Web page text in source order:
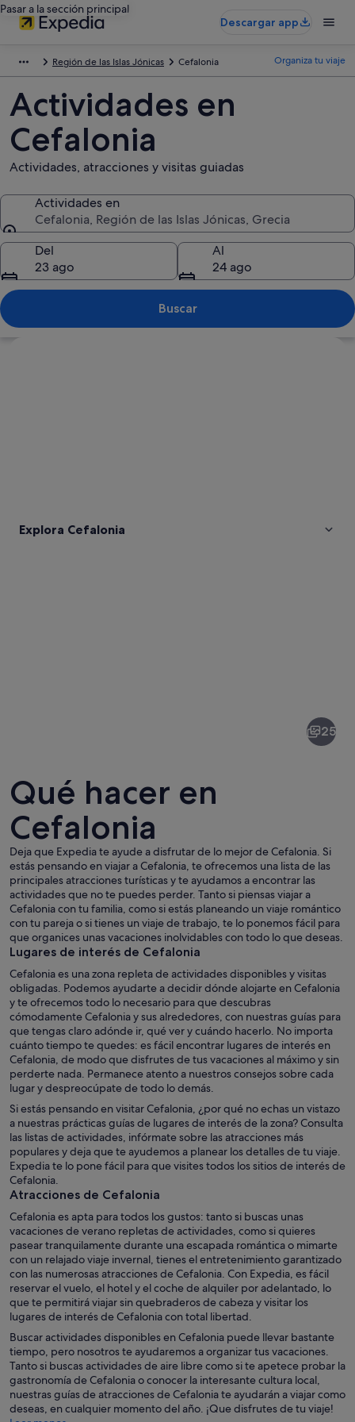
Pasar a la sección principal
Descargar app
Región de las Islas Jónicas Cefalonia Organiza tu viaje
Actividades en
Cefalonia
Actividades, atracciones y visitas guiadas
Actividades en
Cefalonia, Región de las Islas Jónicas, Grecia
Actividades en
Del
23 ago
Al
24 ago
Buscar
Explora Cefalonia
Un paisaje costero con aguas
25
Qué hacer en
Cefalonia
Deja que Expedia te ayude a disfrutar de lo mejor de Cefalonia. Si
estás pensando en viajar a Cefalonia, te ofrecemos una lista de las
principales atracciones turísticas y te ayudamos a encontrar las
actividades que no te puedes perder. Tanto si piensas viajar a
Cefalonia con tu familia, como si estás planeando un viaje romántico
con tu pareja o si tienes un viaje de trabajo, te lo ponemos fácil para
que organices unas vacaciones inolvidables con todo lo que deseas.
Lugares de interés de Cefalonia
Cefalonia es una zona repleta de actividades disponibles y visitas
obligadas. Podemos ayudarte a decidir dónde alojarte en Cefalonia
y te ofrecemos todo lo necesario para que descubras
cómodamente Cefalonia y sus alrededores, con nuestras guías para
que tengas claro adónde ir, qué ver y cuándo hacerlo. No importa
cuánto tiempo te quedes: es fácil encontrar lugares de interés en
Cefalonia, de modo que disfrutes de tus vacaciones al máximo y sin
perderte nada. Permanece atento a nuestros consejos sobre cada
lugar y despreocúpate de todo lo demás.
Si estás pensando en visitar Cefalonia, ¿por qué no echas un vistazo
a nuestras prácticas guías de lugares de interés de la zona? Consulta
las listas de actividades, infórmate sobre las atracciones más
populares y deja que te ayudemos a planear los detalles de tu viaje.
Expedia te lo pone fácil para que visites todos los sitios de interés de
Cefalonia.
Atracciones de Cefalonia
Cefalonia es apta para todos los gustos: tanto si buscas unas
vacaciones de verano repletas de actividades, como si quieres
pasear tranquilamente durante una escapada romántica o mimarte
con un relajado viaje invernal, tienes el entretenimiento garantizado
con las numerosas atracciones de Cefalonia. Con Expedia, es fácil
reservar el vuelo, el hotel y el coche de alquiler por adelantado, lo
que te permitirá viajar sin quebraderos de cabeza y visitar los
lugares de interés de Cefalonia con total libertad.
Buscar actividades disponibles en Cefalonia puede llevar bastante
tiempo, pero nosotros te ayudaremos a organizar tus vacaciones.
Tanto si buscas actividades de aire libre como si te apetece probar la
gastronomía de Cefalonia o conocer la interesante cultura local,
nuestras guías de atracciones de Cefalonia te ayudarán a viajar como
deseas, en cualquier momento del año. ¡Que disfrutes de tu viaje!